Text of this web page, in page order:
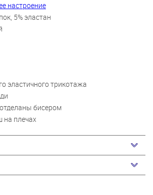
настроение
5% эластан
5 лет, 6 лет, 7 лет, 8 лет
эластичного трикотажа
бисером
плечах